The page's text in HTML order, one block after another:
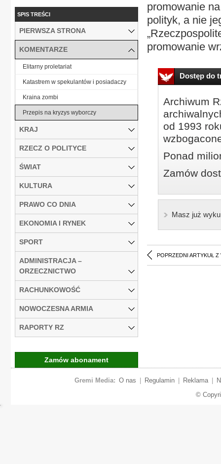
promowanie
polityk, a nie
promowanie
Dostęp do
Archiwum
od 1993
Ponad
Zamów
Masz już
POPRZEDNI ARTYKUŁ Z
SPIS TREŚCI
PIERWSZA STRONA
KOMENTARZE
Elitarny proletariat
Katastrem w spekulantów i posiadaczy
Kraina zombi
Przepis na kryzys wyborczy
KRAJ
RZECZ O POLITYCE
ŚWIAT
KULTURA
PRAWO CO DNIA
EKONOMIA I RYNEK
SPORT
ADMINISTRACJA –
ORZECZNICTWO
RACHUNKOWOŚĆ
NOWOCZESNA ARMIA
RAPORTY RZ
Zamów abonament
Gremi Media: O nas Regulamin Reklama
©